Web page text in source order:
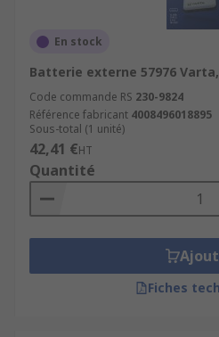
En stock
Batterie externe 57976
Code commande RS 230-9824
Référence fabricant 4008496018895
Sous-total (1 unité)
42,41 €HT
Quantité
Fiches